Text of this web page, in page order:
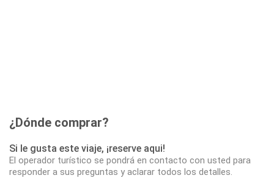
¿Dónde comprar?
Si le gusta este viaje, ¡reserve aqui!
El operador turístico se pondrá en contacto con usted para
responder a sus preguntas y aclarar todos los detalles.